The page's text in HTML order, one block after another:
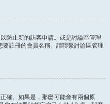
防止新的訪客申請。或是討論區管理
註冊的會員名稱。請聯繫討論區管理
確。如果是，那麼可能會有兩個原